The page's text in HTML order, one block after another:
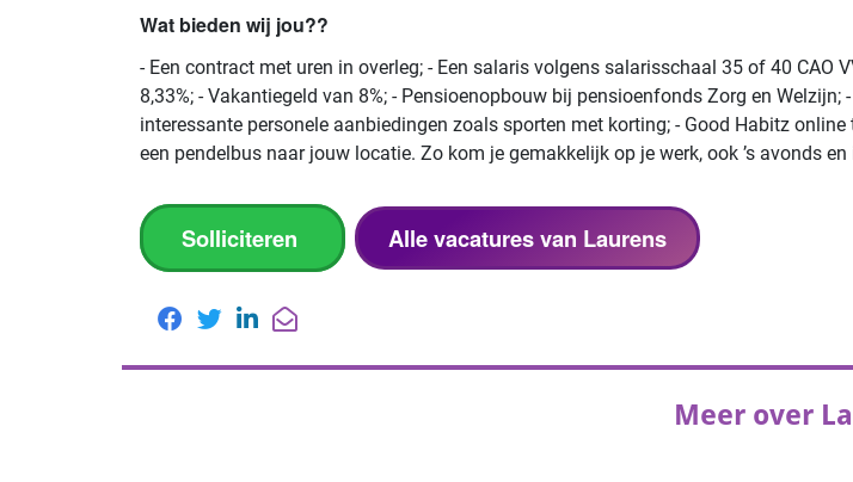
Wat bieden wij jou??
- Een contract met uren in overleg; - Een salaris volgens salarisschaal 35 of 40 CAO
8,33%; - Vakantiegeld van 8%; - Pensioenopbouw bij pensioenfonds Zorg en
interessante personele aanbiedingen zoals sporten met korting; - Good Habitz
een pendelbus naar jouw locatie. Zo kom je gemakkelijk op je werk, ook ’s avonds en
Solliciteren Alle vacatures van Laurens
Meer over